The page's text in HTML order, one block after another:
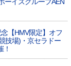
ーイズグループAEN
念【HMV限定】オフ
技場)・京セラドー